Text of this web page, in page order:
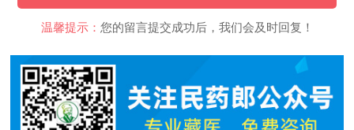
温馨提示： 您的留言提交成功后，我们会及时回复！